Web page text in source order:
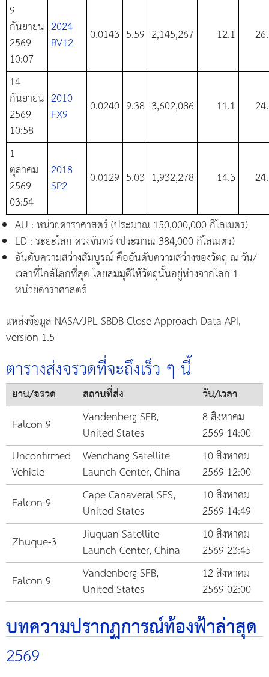
9
กันยายน
2569
10:07
2024
RV12 0.0143 5.59 2,145,267 12.1
14
กันยายน
2569
10:58
2010
FX9 0.0240 9.38 3,602,086 11.1
1
ตุลาคม
2569
03:54
2018
SP2 0.0129 5.03 1,932,278 14.3
AU : หน่วยดาราศาสตร์ (ประมาณ 150,000,000 กิโลเมตร)
LD : ระยะโลก-ดวงจันทร์ (ประมาณ 384,000 กิโลเมตร)
อันดับความสว่างสัมบูรณ์ คืออันดับความสว่างของวัตถุ ณ วัน/
เวลาที่ใกล้โลกที่สุด โดยสมมุติให้วัตถุนั้นอยู่ห่างจากโลก 1
หน่วยดาราศาสตร์
แหล่งข้อมูล NASA/JPL SBDB Close Approach Data API,
version 1.5
ตารางส่งจรวดที่จะถึงเร็ว ๆ นี้
ยาน/จรวด สถานที่ส่ง
วัน/เวลา
Falcon 9
Vandenberg SFB,
United States
8 สิงหาคม
2569 14:00
Unconfirmed
Vehicle
Wenchang Satellite
Launch Center, China
10 สิงหาคม
2569 12:00
Falcon 9
Cape Canaveral SFS,
United States
10 สิงหาคม
2569 14:49
Zhuque-3
Jiuquan Satellite
Launch Center, China
10 สิงหาคม
2569 23:45
Falcon 9
Vandenberg SFB,
United States
12 สิงหาคม
2569 02:00
บทความปรากฏการณ์ท้องฟ้าล่าสุด
2569